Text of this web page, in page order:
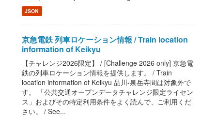
JSON
京急電鉄 列車ロケーション情報 / Train location
information of Keikyu
【チャレンジ2026限定】 / [Challenge 2026 only] 京急電
鉄の列車ロケーション情報を提供します。 / Train
location information of Keikyu 品川-泉岳寺間は対象外で
す。 「公共交通オープンデータチャレンジ限定ライセン
ス」およびその特定利用条件をよく読んで、ご利用くだ
さい。 / See...